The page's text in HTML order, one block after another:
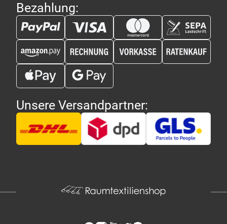
Bezahlung:
Unsere Versandpartner: